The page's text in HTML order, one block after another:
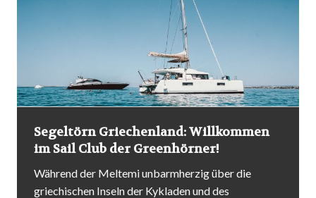
Hotel Cyprianerhof Südtirol:
Sagenhafter Wanderurlaub in König
Laurins Reich.
Immer dieser Zwergenaufstand! Gelten Zwerge